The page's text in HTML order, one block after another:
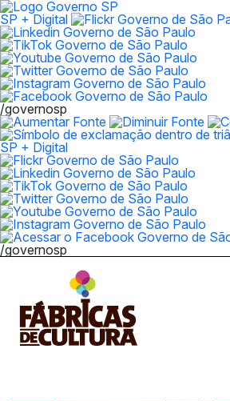
SP + Digital
/governosp
SP + Digital
/governosp